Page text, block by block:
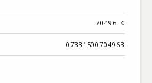
70496-K
07331500704963